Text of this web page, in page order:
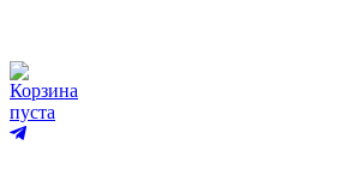
Корзина
пуста